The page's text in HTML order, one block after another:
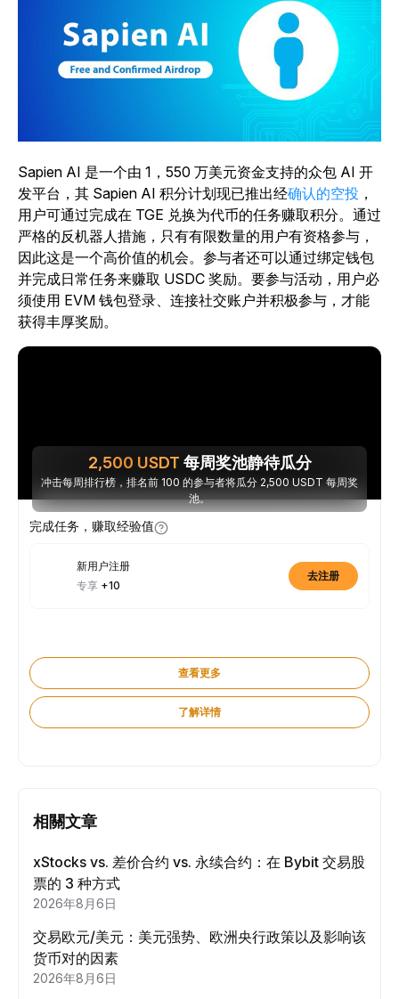
Sapien AI 是一个由 1，550 万美元资金支持的众包 AI 开
发平台，其 Sapien AI 积分计划现已推出经确认的空投 ，
用户可通过完成在 TGE 兑换为代币的任务赚取积分。通过
严格的反机器人措施，只有有限数量的用户有资格参与，
因此这是一个高价值的机会。参与者还可以通过绑定钱包
并完成日常任务来赚取 USDC 奖励。要参与活动，用户必
须使用 EVM 钱包登录、连接社交账户并积极参与，才能
获得丰厚奖励。
2,500 USDT 每周奖池静待瓜分
冲击每周排行榜，排名前 100 的参与者将瓜分 2,500 USDT 每周奖
池。
完成任务，赚取经验值
新用户注册
专享 +10
去注册
查看更多
了解详情
相關文章
xStocks vs. 差价合约 vs. 永续合约：在 Bybit 交易股
票的 3 种方式
2026年8月6日
交易欧元/美元：美元强势、欧洲央行政策以及影响该
货币对的因素
2026年8月6日